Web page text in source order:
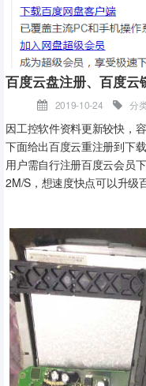
方法一、使用Micro SD 卡将
方法二、使用软件清除窗口
PU 重置为出厂设置
使用方法及使用CPU 类型配
CPU忘记密码 使用Micro SD
ST X C
SR X C
CR X --
CRs -- X
C : 表示固件版本在 V2.3 及
方法一操作步骤：
步骤一：
使用Windows系统自带的记
ET_TO_FACTORY”的简单
为“S7_JOB.S7S”，即可制
将恢复出厂设置文件拷贝到
3、重新安装新的开票软
C盘就成！
安装教程：百旺金赋税
4、安装完成后，把这4
可！！！
百度云盘注册、百度云
2019-10-24 分
因工控软件资料更新较快，
下面给出百度云重注册到下
用户需自行注册百度云会员
2M/S，想速度快点可以升级